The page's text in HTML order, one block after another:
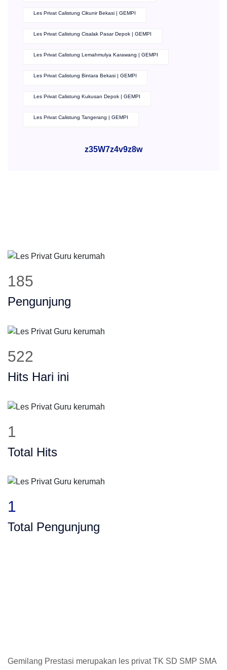
Les Privat Calistung Cikunir Bekasi | GEMPI
Les Privat Calistung Cisalak Pasar Depok | GEMPI
Les Privat Calistung Lemahmulya Karawang | GEMPI
Les Privat Calistung Bintara Bekasi | GEMPI
Les Privat Calistung Kukusan Depok | GEMPI
Les Privat Calistung Tangerang | GEMPI
z35W7z4v9z8w
185
Pengunjung
522
Hits Hari ini
1
Total Hits
1
Total Pengunjung
Gemilang Prestasi merupakan les privat TK SD SMP SMA